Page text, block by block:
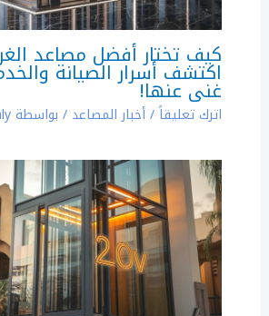
كيف تختار أفضل مصاعد
اكتشف أسرار الصيانة
غنى عنها!
اترك تعليقاً/أخبار المصاعد / بواسطة